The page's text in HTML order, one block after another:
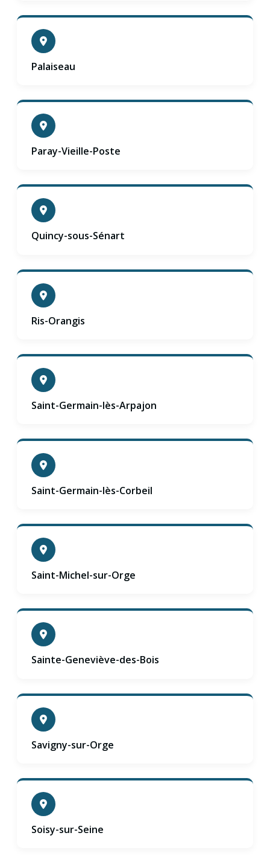
Palaiseau
Paray-Vieille-Poste
Quincy-sous-Sénart
Ris-Orangis
Saint-Germain-lès-Arpajon
Saint-Germain-lès-Corbeil
Saint-Michel-sur-Orge
Sainte-Geneviève-des-Bois
Savigny-sur-Orge
Soisy-sur-Seine